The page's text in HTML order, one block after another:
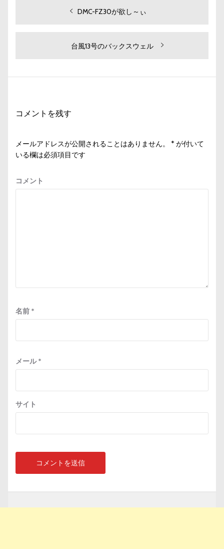
ョ
過
投
DMC-FZ30が欲し～ぃ
次
稿:
台風13号のバックスウェル
コメントを残す
メールアドレスが公開されることはありません。 * が付いて
いる欄は必須項目です
コメント
名前 *
メール*
サイト